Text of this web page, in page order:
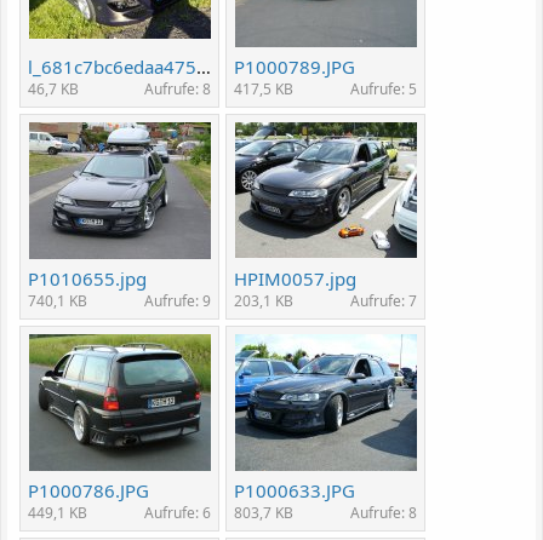
l_681c7bc6edaa47529d04efdb58268394.jpg
46,7 KB Aufrufe: 8
P1000789.JPG
417,5 KB Aufrufe: 5
P1010655.jpg
740,1 KB Aufrufe: 9
HPIM0057.jpg
203,1 KB Aufrufe: 7
P1000786.JPG
449,1 KB Aufrufe: 6
P1000633.JPG
803,7 KB Aufrufe: 8